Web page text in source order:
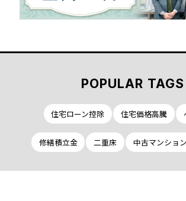
POPULAR TAGS
住宅ローン控除 住宅価格高騰
修繕積立金 二重床 中古マンション